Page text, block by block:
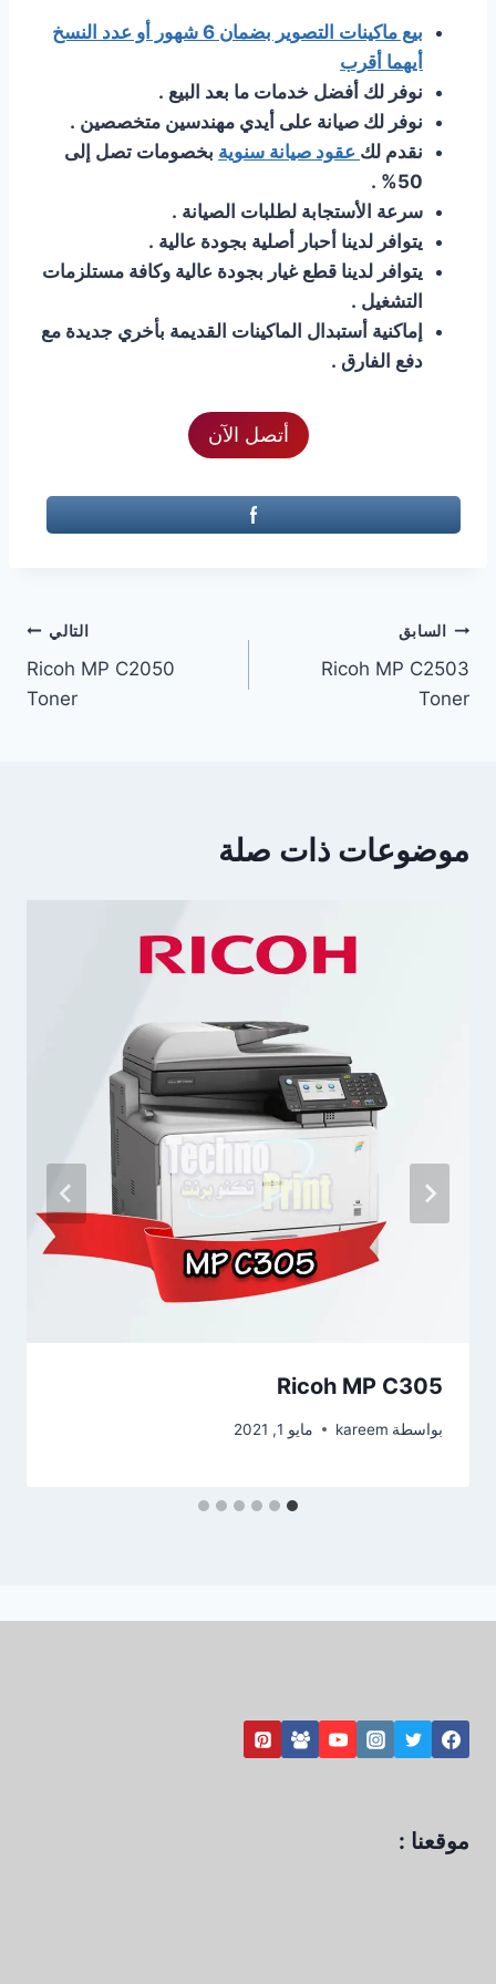
بيع ماكينات التصوير بضمان 6 شهور أو عدد النسخ
أيهما أقرب
نوفر لك أفضل خدمات ما بعد البيع .
نوفر لك صيانة على أيدي مهندسين متخصصين .
نقدم لك عقود صيانة سنوية بخصومات تصل إلى
50% .
سرعة الأستجابة لطلبات الصيانة .
يتوافر لدينا أحبار أصلية بجودة عالية .
يتوافر لدينا قطع غيار بجودة عالية وكافة مستلزمات
التشغيل .
إماكنية أستبدال الماكينات القديمة بأخري جديدة مع
دفع الفارق .
أتصل الآن
تصفّح
المقالات
السابق
Ricoh MP C2503
Toner
التالي
Ricoh MP C2050
Toner
موضوعات ذات صلة
Ricoh MP C305
بواسطة kareem مايو 1, 2021
موقعنا :